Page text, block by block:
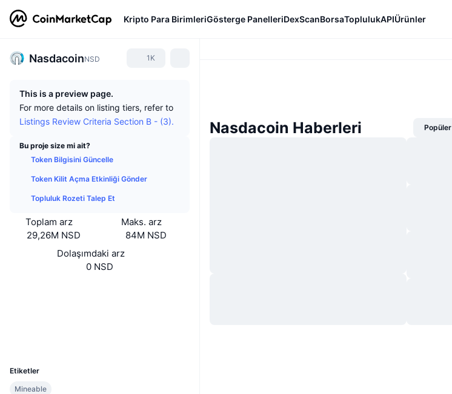
Kripto Para BirimleriGösterge PanelleriDexScanBorsaToplulukAPIÜrünler
NasdacoinNSD 1K
This is a preview page.
For more details on listing tiers, refer to
Listings Review Criteria Section B - (3).
Bu proje size mi ait?
Token Bilgisini Güncelle
Token Kilit Açma Etkinliği Gönder
Topluluk Rozeti Talep Et
Toplam arz
29,26M NSD
Maks. arz
84M NSD
Dolaşımdaki arz
0 NSD
Etiketler
Mineable
Nasdacoin Haberleri Popüler